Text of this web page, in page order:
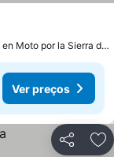
Moto por la Sierra de
Ver preços
Partilhar